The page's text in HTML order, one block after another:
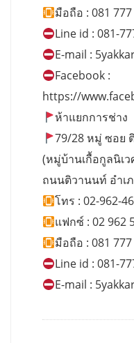
มือถือ : 081
Line id : 081-
E-mail :
Facebook :
https://
ห้าแยกการช่าง
79/28 หมู่ ซอย
(หมู่บ้านเกื้อกูลนิเว
ถนนติวานนท์ อำเ
โทร : 02-962-
แฟกซ์ : 02 962
มือถือ : 081
Line id : 081-
E-mail :